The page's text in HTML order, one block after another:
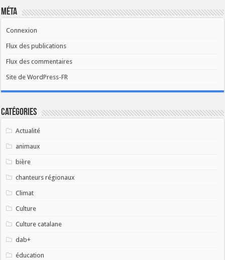
Méta
Connexion
Flux des publications
Flux des commentaires
Site de WordPress-FR
Catégories
Actualité
animaux
bière
chanteurs régionaux
Climat
Culture
Culture catalane
dab+
éducation